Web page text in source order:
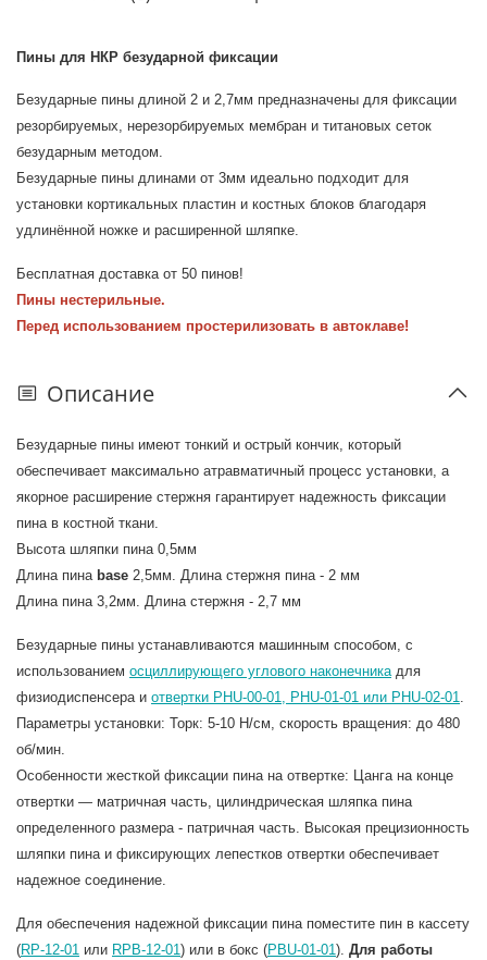
Пины для НКР безударной фиксации
Безударные пины длиной 2 и 2,7мм предназначены для фиксации
резорбируемых, нерезорбируемых мембран и титановых сеток
безударным методом.
Безударные пины длинами от 3мм идеально подходит для
установки кортикальных пластин и костных блоков благодаря
удлинённой ножке и расширенной шляпке.
Бесплатная доставка от 50 пинов!
Пины нестерильные.
Перед использованием простерилизовать в автоклаве!
Описание
Безударные пины имеют тонкий и острый кончик, который
обеспечивает максимально атравматичный процесс установки, а
якорное расширение стержня гарантирует надежность фиксации
пина в костной ткани.
Высота шляпки пина 0,5мм
Длина пина base 2,5мм. Длина стержня пина - 2 мм
Длина пина 3,2мм. Длина стержня - 2,7 мм
Безударные пины устанавливаются машинным способом, с
использованием осциллирующего углового наконечникадля
физиодиспенсера и отвертки PHU-00-01, PHU-01-01 или PHU-02-01.
Параметры установки: Торк: 5-10 Н/см, скорость вращения: до 480
об/мин.
Особенности жесткой фиксации пина на отвертке: Цанга на конце
отвертки — матричная часть, цилиндрическая шляпка пина
определенного размера - патричная часть. Высокая прецизионность
шляпки пина и фиксирующих лепестков отвертки обеспечивает
надежное соединение.
Для обеспечения надежной фиксации пина поместите пин в кассету
(RP-12-01 или RPB-12-01) или в бокс (PBU-01-01). Для работы